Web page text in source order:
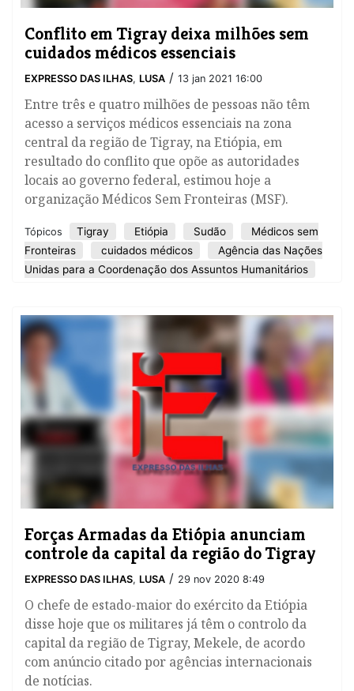
Conflito em Tigray deixa milhões sem
cuidados médicos essenciais
EXPRESSO DAS ILHAS, LUSA / 13 jan 2021 16:00
Entre três e quatro milhões de pessoas não têm
acesso a serviços médicos essenciais na zona
central da região de Tigray, na Etiópia, em
resultado do conflito que opõe as autoridades
locais ao governo federal, estimou hoje a
organização Médicos Sem Fronteiras (MSF).
Tópicos Tigray Etiópia Sudão
Médicos sem
Fronteiras
cuidados médicos
Agência das Nações
Unidas para a Coordenação dos Assuntos Humanitários
Forças Armadas da Etiópia anunciam
controle da capital da região do Tigray
EXPRESSO DAS ILHAS, LUSA / 29 nov 2020 8:49
O chefe de estado-maior do exército da Etiópia
disse hoje que os militares já têm o controlo da
capital da região de Tigray, Mekele, de acordo
com anúncio citado por agências internacionais
de notícias.